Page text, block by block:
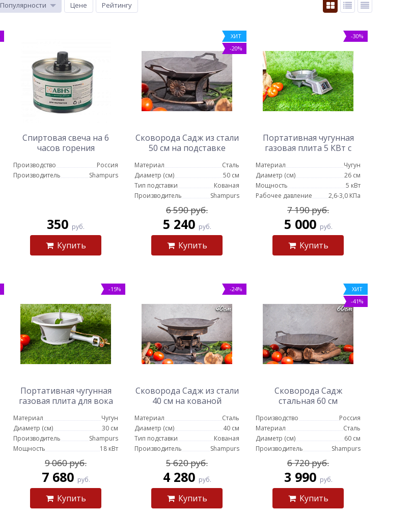
Популярности Цене Рейтингу
Спиртовая свеча на 6
часов горения
Производство
Россия
Производитель
Shampurs
350 руб.
Купить
ХИТ
-20%
Сковорода Садж из стали
50 см на подставке
Материал
Сталь
Диаметр (см)
50 см
Тип подставки
Кованая
Производитель
Shampurs
6 590 руб.
5 240 руб.
Купить
-30%
Портативная чугунная
газовая плита 5 КВт с
Материал
Чугун
Диаметр (см)
26 см
Мощность
5 кВт
Рабочее давление
2,6-3,0 КПа
7 190 руб.
5 000 руб.
Купить
-15%
Портативная чугунная
газовая плита для вока
Материал
Чугун
Диаметр (см)
30 см
Производитель
Shampurs
Мощность
18 кВт
9 060 руб.
7 680 руб.
Купить
-24%
Сковорода Садж из стали
40 см на кованой
Материал
Сталь
Диаметр (см)
40 см
Тип подставки
Кованая
Производитель
Shampurs
5 620 руб.
4 280 руб.
Купить
ХИТ
-41%
Сковорода Садж
стальная 60 см
Производство
Россия
Материал
Сталь
Диаметр (см)
60 см
Производитель
Shampurs
6 720 руб.
3 990 руб.
Купить